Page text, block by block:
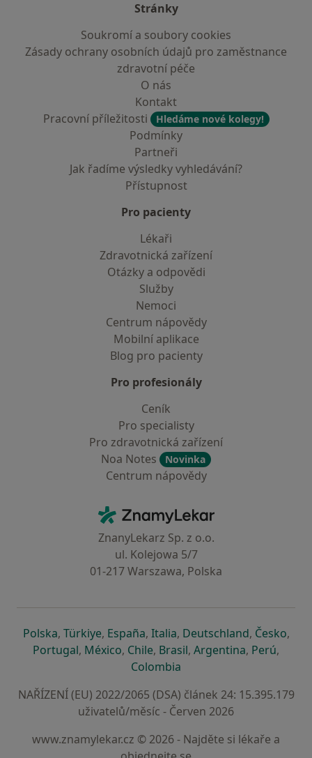
Stránky
Soukromí a soubory cookies
Zásady ochrany osobních údajů pro zaměstnance
zdravotní péče
O nás
Kontakt
Pracovní příležitosti
Hledáme nové kolegy!
Podmínky
Partneři
Jak řadíme výsledky vyhledávání?
Přístupnost
Pro pacienty
Lékaři
Zdravotnická zařízení
Otázky a odpovědi
Služby
Nemoci
Centrum nápovědy
Mobilní aplikace
Blog pro pacienty
Pro profesionály
Ceník
Pro specialisty
Pro zdravotnická zařízení
Noa Notes
Novinka
Centrum nápovědy
ZnamyLekar - Hlavní stránka
ZnanyLekarz Sp. z o.o.
ul. Kolejowa 5/7
01-217 Warszawa, Polska
Polskase otevře v nové záložce
, Türkiyese otevře v nové záložce
, Españase otevře v nové záložce
, Italiase otevře v nové záložce
, Deutschlandse otevře v
, Českose
,
Portugalse otevře v nové záložce
, Méxicose otevře v nové záložce
, Chilese otevře v nové záložce
, Brasilse otevře v nové
, Argentinase otevře v
, Perúse
,
Colombia
NAŘÍZENÍ (EU) 2022/2065 (DSA) článek 24: 15.395.179
uživatelů/měsíc - Červen 2026
www.znamylekar.cz © 2026 - Najděte si lékaře a